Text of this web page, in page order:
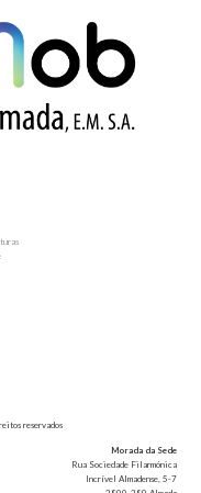
reservados
Morada da Sede
Rua Sociedade Filarmónica
Incrível Almadense, 5-7